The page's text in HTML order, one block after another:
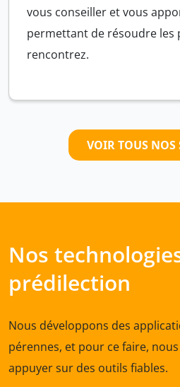
vous conseiller et vous
permettant de résoudre les
rencontrez.
VOIR TOUS NOS
Nos
prédilection
Nous développons des
pérennes, et pour ce faire,
appuyer sur des outils fiables.